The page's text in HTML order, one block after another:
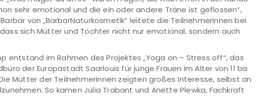
sehr emotional und die ein oder andere Träne ist geflossen“,
von „BarbarNaturkosmetik“ leitete die Teilnehmerinnen bei
sich Mütter und Töchter nicht nur emotional, sondern auch
entstand im Rahmen des Projektes „Yoga on – Stress off“, das
der Europastadt Saarlouis für junge Frauen im Alter von 11 bis
Mütter der Teilnehmerinnen zeigten großes Interesse, selbst an
So kamen Julia Trabant und Anette Plewka, Fachkraft